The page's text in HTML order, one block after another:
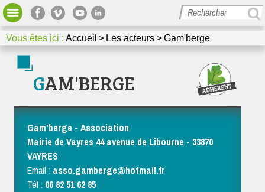
Votre espace Bibliothèque
GRAINE Nouvelle-Aquitaine
Dossiers thématiques et méthodologiques
Media / Presse
Nous contacter
Vous êtes ici : Accueil Les acteurs Gam'berge
GAM'BERGE
Gam'berge - Association
Mairie de Vayres 44 avenue de Libourne - 33870
VAYRES
Email : asso.gamberge@hotmail.fr
Tél : 06 82 51 62 85